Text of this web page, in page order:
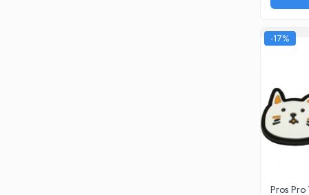
-17%
Pros Pro